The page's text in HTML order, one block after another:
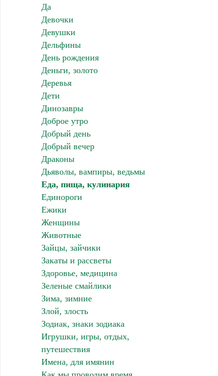
Да
Девочки
Девушки
Дельфины
День рождения
Деньги, золото
Деревья
Дети
Динозавры
Доброе утро
Добрый день
Добрый вечер
Драконы
Дьяволы, вампиры, ведьмы
Еда, пища, кулинария
Единороги
Ежики
Женщины
Животные
Зайцы, зайчики
Закаты и рассветы
Здоровье, медицина
Зеленые смайлики
Зима, зимние
Злой, злость
Зодиак, знаки зодиака
Игрушки, игры, отдых,
путешествия
Имена, для имянин